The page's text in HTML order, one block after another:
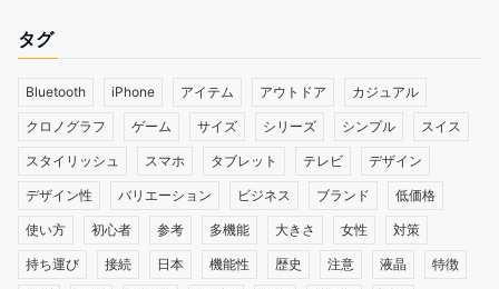
タグ
Bluetooth iPhone アイテム アウトドア カジュアル
クロノグラフ ゲーム サイズ シリーズ シンプル スイス
スタイリッシュ スマホ タブレット テレビ デザイン
デザイン性 バリエーション ビジネス ブランド 低価格
使い方 初心者 参考 多機能 大きさ 女性 対策
持ち運び 接続 日本 機能性 歴史 注意 液晶 特徴